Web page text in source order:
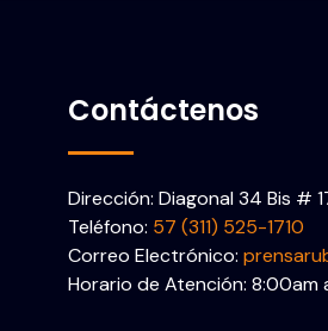
Contáctenos
Dirección: Diagonal 34 Bis #
Teléfono: 57 (311) 525-1710
Correo Electrónico:
Horario de Atención: 8:00am